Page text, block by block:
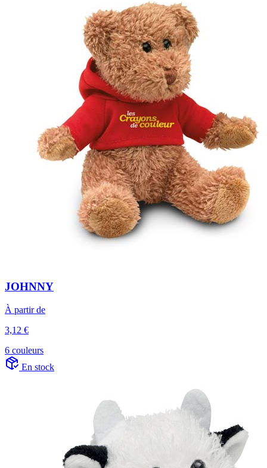
JOHNNY
À partir de
3,12 €
6 couleurs
En stock